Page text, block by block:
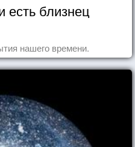
близнец
нашего времени.